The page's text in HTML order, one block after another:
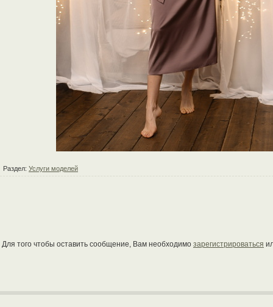
Раздел: Услуги моделей
Для того чтобы оставить сообщение, Вам необходимо зарегистрироваться